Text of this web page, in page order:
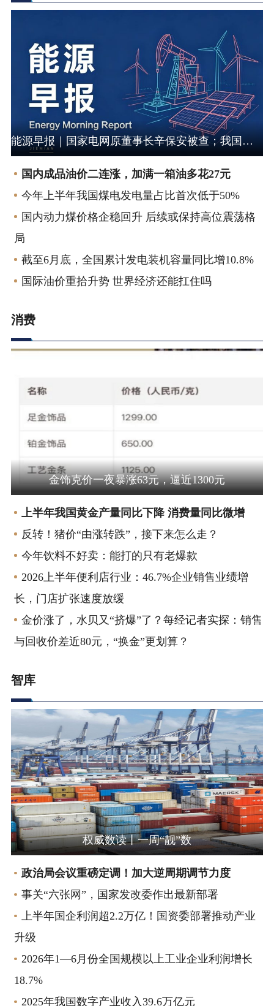
能源早报｜国家电网原董事长辛保安被查；我国新核准8台核电机组
国内成品油价二连涨，加满一箱油多花27元
今年上半年我国煤电发电量占比首次低于50%
国内动力煤价格企稳回升 后续或保持高位震荡格
局
截至6月底，全国累计发电装机容量同比增10.8%
国际油价重拾升势 世界经济还能扛住吗
消费
金饰克价一夜暴涨63元，逼近1300元
上半年我国黄金产量同比下降 消费量同比微增
反转！猪价“由涨转跌”，接下来怎么走？
今年饮料不好卖：能打的只有老爆款
2026上半年便利店行业：46.7%企业销售业绩增
长，门店扩张速度放缓
金价涨了，水贝又“挤爆”了？每经记者实探：销售
与回收价差近80元，“换金”更划算？
智库
研究 | 报告 | 洞察 | 数据
权威数读丨一周“靓”数
政治局会议重磅定调！加大逆周期调节力度
事关“六张网”，国家发改委作出最新部署
上半年国企利润超2.2万亿！国资委部署推动产业
升级
2026年1—6月份全国规模以上工业企业利润增长
18.7%
2025年我国数字产业收入39.6万亿元